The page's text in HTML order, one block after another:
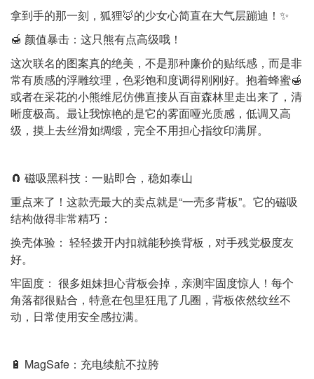
拿到手的那一刻，狐狸🦊的少女心简直在大气层蹦迪！✨
🍯 颜值暴击：这只熊有点高级哦！
这次联名的图案真的绝美，不是那种廉价的贴纸感，而是非
常有质感的浮雕纹理，色彩饱和度调得刚刚好。抱着蜂蜜🍯
或者在采花的小熊维尼仿佛直接从百亩森林里走出来了，清
晰度极高。最让我惊艳的是它的雾面哑光质感，低调又高
级，摸上去丝滑如绸缎，完全不用担心指纹印满屏。
🧲 磁吸黑科技：一贴即合，稳如泰山
重点来了！这款壳最大的卖点就是“一壳多背板”。它的磁吸
结构做得非常精巧：
换壳体验： 轻轻拨开内扣就能秒换背板，对手残党极度友
好。
牢固度： 很多姐妹担心背板会掉，亲测牢固度惊人！每个
角落都很贴合，特意在包里狂甩了几圈，背板依然纹丝不
动，日常使用安全感拉满。
🔋 MagSafe：充电续航不拉胯